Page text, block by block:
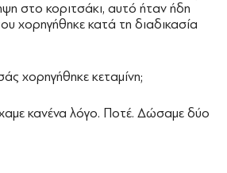
στο κοριτσάκι, αυτό ήταν ήδη
χορηγήθηκε κατά τη διαδικασία
χορηγήθηκε κεταμίνη;
κανένα λόγο. Ποτέ. Δώσαμε δύο